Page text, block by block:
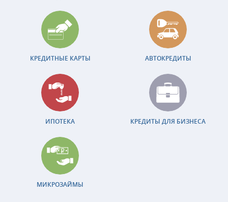
КРЕДИТНЫЕ КАРТЫ АВТОКРЕДИТЫ
ИПОТЕКА КРЕДИТЫ ДЛЯ БИЗНЕСА
МИКРОЗАЙМЫ